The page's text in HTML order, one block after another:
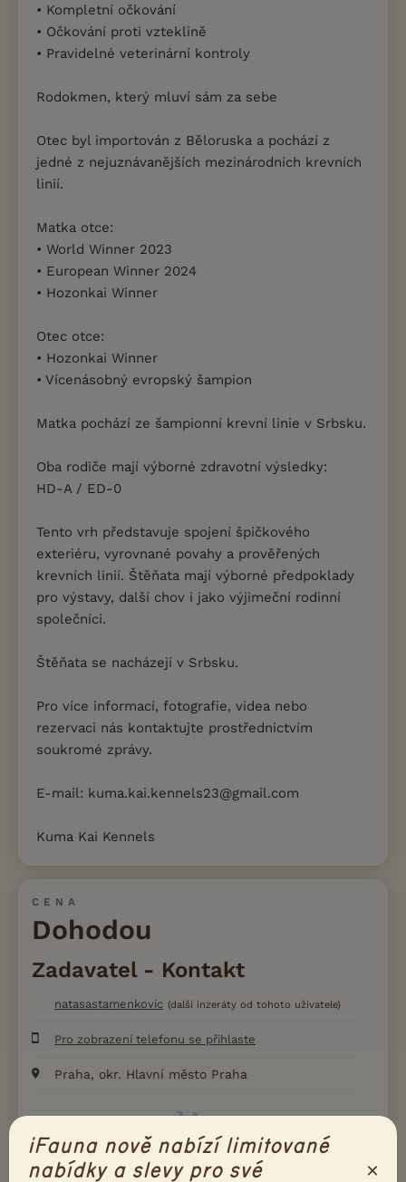
• Kompletní očkování
• Očkování proti vzteklině
• Pravidelné veterinární kontroly
Rodokmen, který mluví sám za sebe
Otec byl importován z Běloruska a pochází z
jedné z nejuznávanějších mezinárodních krevních
linií.
Matka otce:
• World Winner 2023
• European Winner 2024
• Hozonkai Winner
Otec otce:
• Hozonkai Winner
• Vícenásobný evropský šampion
Matka pochází ze šampionní krevní linie v Srbsku.
Oba rodiče mají výborné zdravotní výsledky:
HD-A / ED-0
Tento vrh představuje spojení špičkového
exteriéru, vyrovnané povahy a prověřených
krevních linií. Štěňata mají výborné předpoklady
pro výstavy, další chov i jako výjimeční rodinní
společníci.
Štěňata se nacházejí v Srbsku.
Pro více informací, fotografie, videa nebo
rezervaci nás kontaktujte prostřednictvím
soukromé zprávy.
E-mail: kuma.kai.kennels23@gmail.com
Kuma Kai Kennels
CENA
Dohodou
Zadavatel - Kontakt
natasastamenkovic (další inzeráty od tohoto uživatele)
Pro zobrazení telefonu se přihlaste
Praha, okr. Hlavní město Praha
iFauna nově nabízí limitované
nabídky a slevy pro své
×